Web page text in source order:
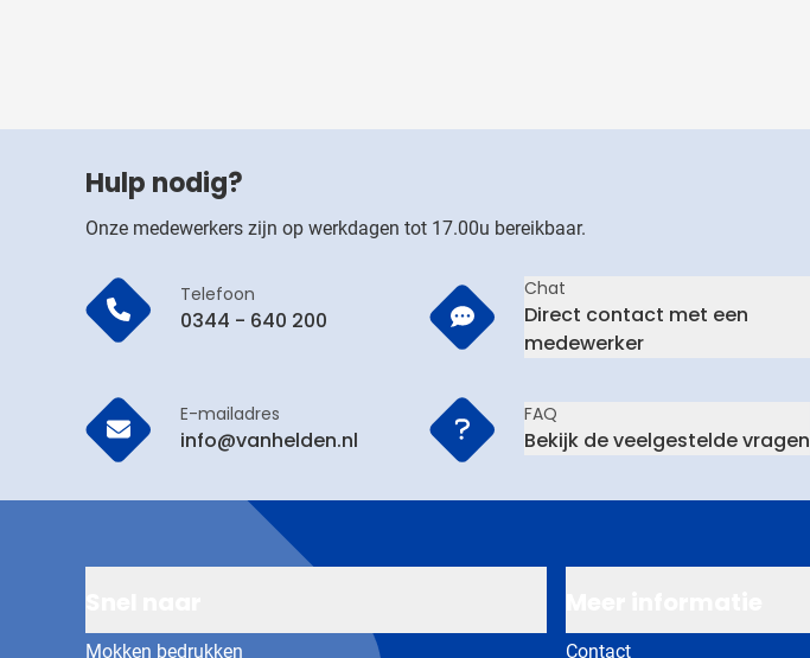
Hulp nodig?
Onze medewerkers zijn op werkdagen tot 17.00u bereikbaar.
Telefoon
0344 - 640 200
Chat
Direct contact met een
medewerker
E-mailadres
info@vanhelden.nl
FAQ
Bekijk de veelgestelde vragen
Mokken bedrukken Contact